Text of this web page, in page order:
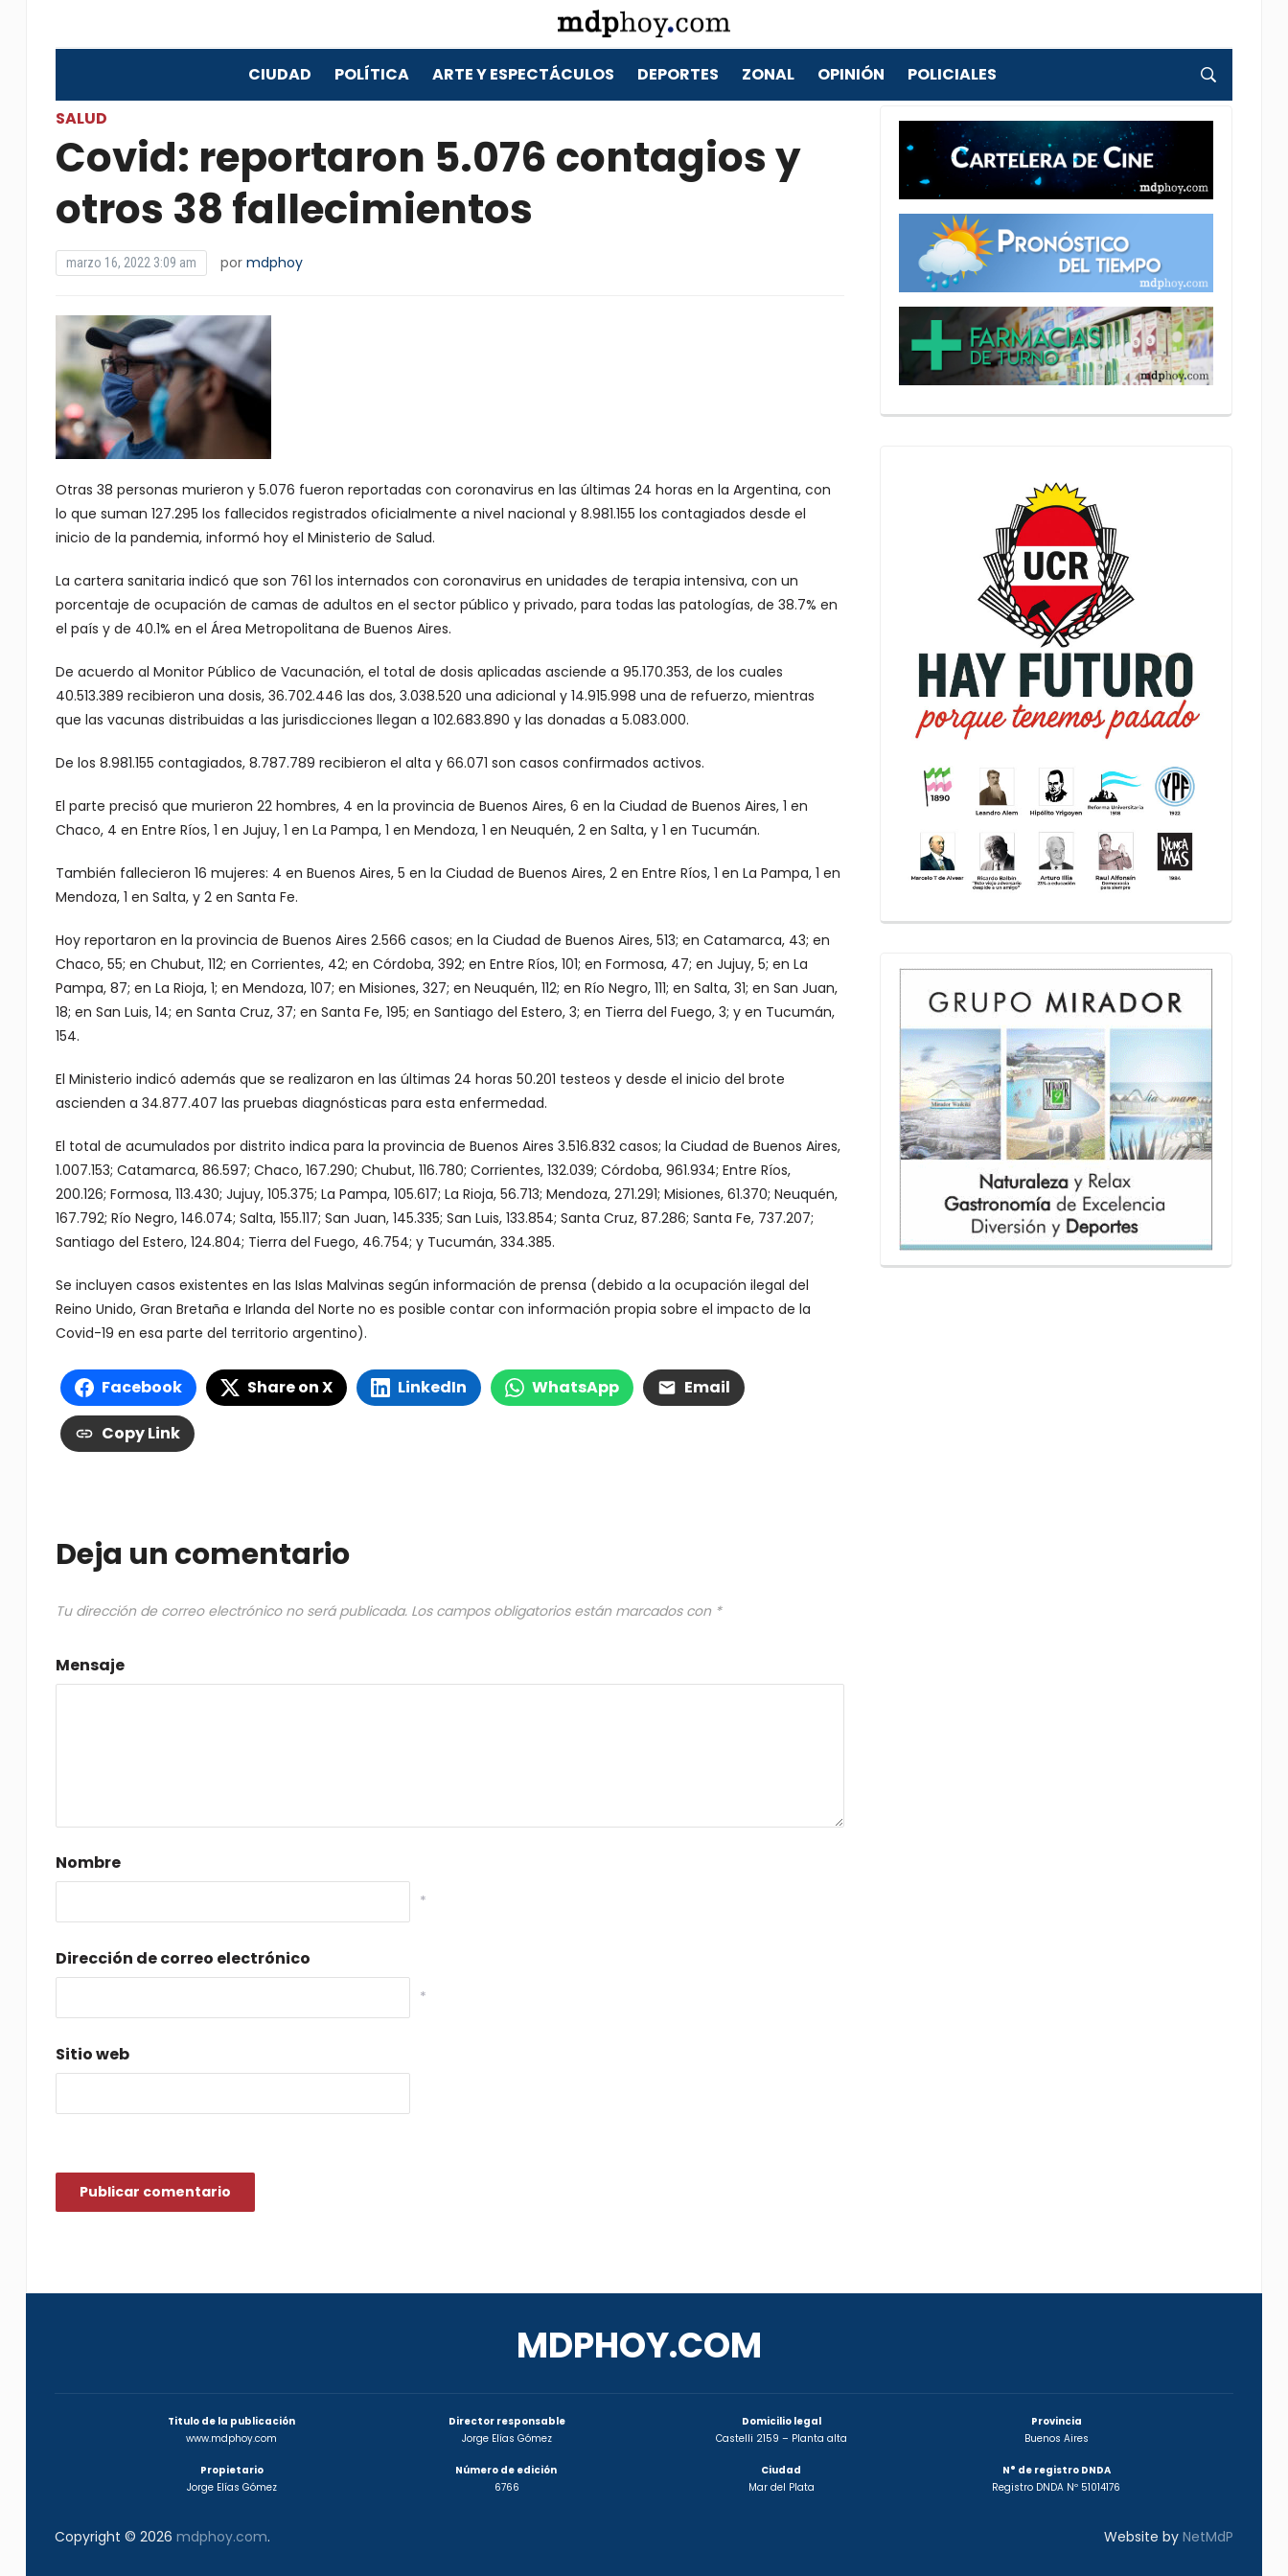
CIUDAD POLÍTICA ARTE Y ESPECTÁCULOS DEPORTES ZONAL OPINIÓN
POLICIALES
SALUD
Covid: reportaron 5.076 contagios y
otros 38 fallecimientos
marzo 16, 2022 3:09 am por mdphoy
Otras 38 personas murieron y 5.076 fueron reportadas con coronavirus en las últimas 24 horas en la Argentina, con
lo que suman 127.295 los fallecidos registrados oficialmente a nivel nacional y 8.981.155 los contagiados desde el
inicio de la pandemia, informó hoy el Ministerio de Salud.
La cartera sanitaria indicó que son 761 los internados con coronavirus en unidades de terapia intensiva, con un
porcentaje de ocupación de camas de adultos en el sector público y privado, para todas las patologías, de 38.7% en
el país y de 40.1% en el Área Metropolitana de Buenos Aires.
De acuerdo al Monitor Público de Vacunación, el total de dosis aplicadas asciende a 95.170.353, de los cuales
40.513.389 recibieron una dosis, 36.702.446 las dos, 3.038.520 una adicional y 14.915.998 una de refuerzo, mientras
que las vacunas distribuidas a las jurisdicciones llegan a 102.683.890 y las donadas a 5.083.000.
De los 8.981.155 contagiados, 8.787.789 recibieron el alta y 66.071 son casos confirmados activos.
El parte precisó que murieron 22 hombres, 4 en la provincia de Buenos Aires, 6 en la Ciudad de Buenos Aires, 1 en
Chaco, 4 en Entre Ríos, 1 en Jujuy, 1 en La Pampa, 1 en Mendoza, 1 en Neuquén, 2 en Salta, y 1 en Tucumán.
También fallecieron 16 mujeres: 4 en Buenos Aires, 5 en la Ciudad de Buenos Aires, 2 en Entre Ríos, 1 en La Pampa, 1 en
Mendoza, 1 en Salta, y 2 en Santa Fe.
Hoy reportaron en la provincia de Buenos Aires 2.566 casos; en la Ciudad de Buenos Aires, 513; en Catamarca, 43; en
Chaco, 55; en Chubut, 112; en Corrientes, 42; en Córdoba, 392; en Entre Ríos, 101; en Formosa, 47; en Jujuy, 5; en La
Pampa, 87; en La Rioja, 1; en Mendoza, 107; en Misiones, 327; en Neuquén, 112; en Río Negro, 111; en Salta, 31; en San Juan,
18; en San Luis, 14; en Santa Cruz, 37; en Santa Fe, 195; en Santiago del Estero, 3; en Tierra del Fuego, 3; y en Tucumán,
154.
El Ministerio indicó además que se realizaron en las últimas 24 horas 50.201 testeos y desde el inicio del brote
ascienden a 34.877.407 las pruebas diagnósticas para esta enfermedad.
El total de acumulados por distrito indica para la provincia de Buenos Aires 3.516.832 casos; la Ciudad de Buenos Aires,
1.007.153; Catamarca, 86.597; Chaco, 167.290; Chubut, 116.780; Corrientes, 132.039; Córdoba, 961.934; Entre Ríos,
200.126; Formosa, 113.430; Jujuy, 105.375; La Pampa, 105.617; La Rioja, 56.713; Mendoza, 271.291; Misiones, 61.370; Neuquén,
167.792; Río Negro, 146.074; Salta, 155.117; San Juan, 145.335; San Luis, 133.854; Santa Cruz, 87.286; Santa Fe, 737.207;
Santiago del Estero, 124.804; Tierra del Fuego, 46.754; y Tucumán, 334.385.
Se incluyen casos existentes en las Islas Malvinas según información de prensa (debido a la ocupación ilegal del
Reino Unido, Gran Bretaña e Irlanda del Norte no es posible contar con información propia sobre el impacto de la
Covid-19 en esa parte del territorio argentino).
Facebook Share on X LinkedIn WhatsApp Email
Copy Link
Deja un comentario
Tu dirección de correo electrónico no será publicada. Los campos obligatorios están marcados con *
Mensaje
Nombre
*
Dirección de correo electrónico
*
Sitio web
MDPHOY.COM
Titulo de la publicación
www.mdphoy.com
Propietario
Jorge Elías Gómez
Director responsable
Jorge Elías Gómez
Número de edición
6766
Domicilio legal
Castelli 2159 – Planta alta
Ciudad
Mar del Plata
Provincia
Buenos Aires
N° de registro DNDA
Registro DNDA Nº 51014176
Copyright © 2026 mdphoy.com. Website byNetMdP